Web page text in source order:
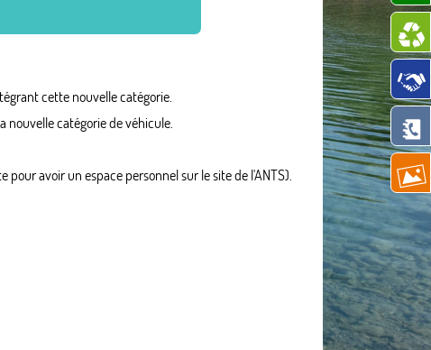
cette nouvelle catégorie.
nouvelle catégorie de véhicule.
pour avoir un espace personnel sur le site de l'ANTS).